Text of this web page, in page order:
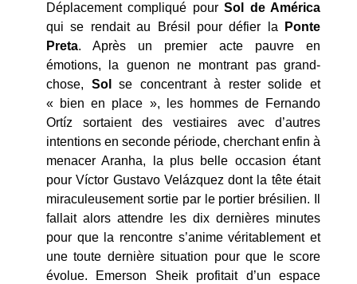
Déplacement compliqué pourSol de América
qui se rendait au Brésil pour défier la
Ponte
Preta. Après un premier acte pauvre en
émotions, la guenon ne montrant pas grand-
chose, Sol
se concentrant à rester solide et
« bien en place », les hommes de Fernando
Ortíz sortaient des vestiaires avec d’autres
intentions en seconde période, cherchant enfin à
menacer Aranha, la plus belle occasion étant
pour Víctor Gustavo Velázquez dont la tête était
miraculeusement sortie par le portier brésilien. Il
fallait alors attendre les dix dernières minutes
pour que la rencontre s’anime véritablement et
une toute dernière situation pour que le score
évolue. Emerson Sheik profitait d’un espace